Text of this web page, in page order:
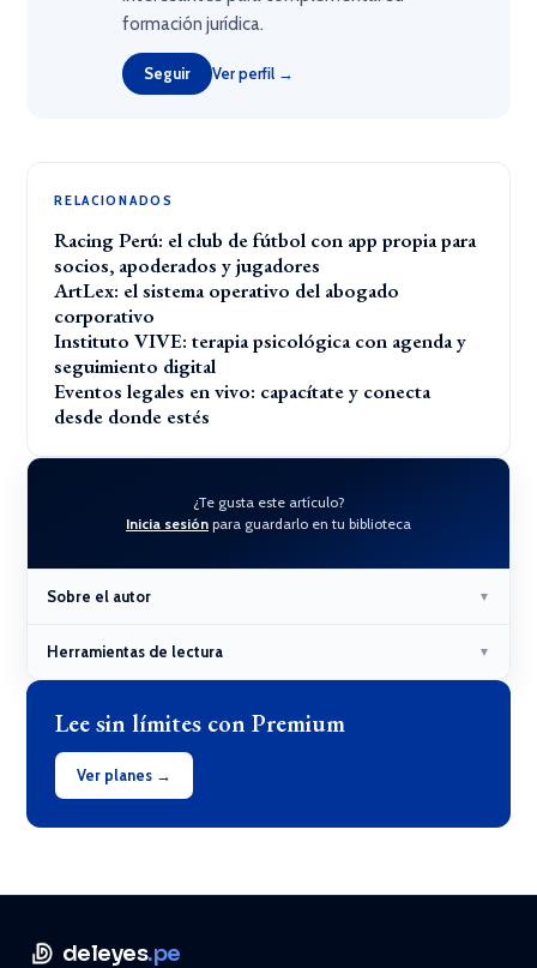
formación jurídica.
Seguir Ver perfil →
RELACIONADOS
Racing Perú: el club de fútbol con app propia para
socios, apoderados y jugadores
ArtLex: el sistema operativo del abogado
corporativo
Instituto VIVE: terapia psicológica con agenda y
seguimiento digital
Eventos legales en vivo: capacítate y conecta
desde donde estés
¿Te gusta este artículo?
Inicia sesión para guardarlo en tu biblioteca
Sobre el autor ▼
Herramientas de lectura ▼
Lee sin límites con Premium
Ver planes →
deleyes.pe